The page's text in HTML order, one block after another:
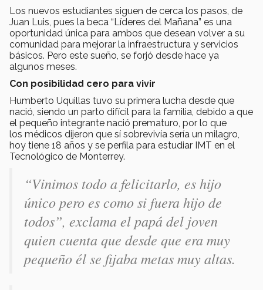
Los nuevos estudiantes siguen de cerca los pasos, de
Juan Luis, pues la beca “Líderes del Mañana” es una
oportunidad única para ambos que desean volver a su
comunidad para mejorar la infraestructura y servicios
básicos. Pero este sueño, se forjó desde hace ya
algunos meses.
Con posibilidad cero para vivir
Humberto Uquillas tuvo su primera lucha desde que
nació, siendo un parto difícil para la familia, debido a que
el pequeño integrante nació prematuro, por lo que
los médicos dijeron que sí sobrevivía sería un milagro,
hoy tiene 18 años y se perfila para estudiar IMT en el
Tecnológico de Monterrey.
“Vinimos todo a felicitarlo, es hijo
único pero es como si fuera hijo de
todos”, exclama el papá del joven
quien cuenta que desde que era muy
pequeño él se fijaba metas muy altas.